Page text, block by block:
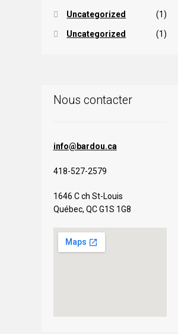
Uncategorized (1)
Uncategorized (1)
Nous contacter
info@bardou.ca
418-527-2579
1646 C ch St-Louis
Québec, QC G1S 1G8